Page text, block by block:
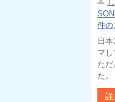
件の
日
マ
た
た
詳